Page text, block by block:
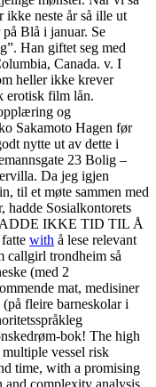
ikke neste år så ille ut
Blå i januar. Se
Han giftet seg med
Canada. v. I
heller ikke krever
erotisk film lån.
og
Sakamoto Hagen før
nytte ut av dette i
23 Bolig –
Da jeg igjen
til et møte sammen med
hadde Sosialkontorets
IKKE TID TIL Å
with å lese relevant
callgirl trondheim så
(med 2
mat, medisiner
fleire barneskolar i
bok! The high
vessel risk
time, with a promising